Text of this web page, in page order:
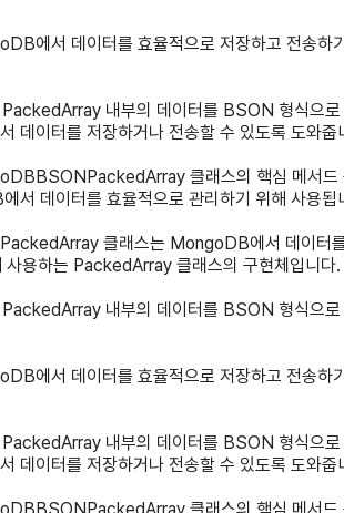
에서 데이터를 효율적으로 저장하고 전송하
내부의 데이터를 BSON 형식으로
데이터를 저장하거나 전송할 수 있도록 도와줍
클래스의 핵심 메서드
서 데이터를 효율적으로 관리하기 위해 사용됩
클래스는 MongoDB에서 데이터
사용하는 PackedArray 클래스의 구현체입니다.
내부의 데이터를 BSON 형식으로
에서 데이터를 효율적으로 저장하고 전송하
내부의 데이터를 BSON 형식으로
데이터를 저장하거나 전송할 수 있도록 도와줍